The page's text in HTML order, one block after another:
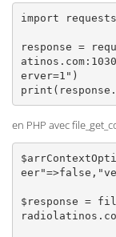
import requests
response =
erver=1")
en PHP avec
$response =